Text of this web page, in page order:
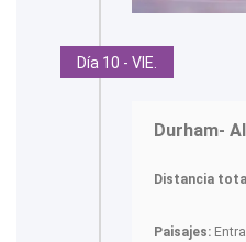
Día 10 - VIE.
Durham-
Distancia
Paisajes: